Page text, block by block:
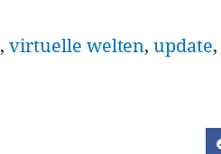
,virtuelle welten,update,